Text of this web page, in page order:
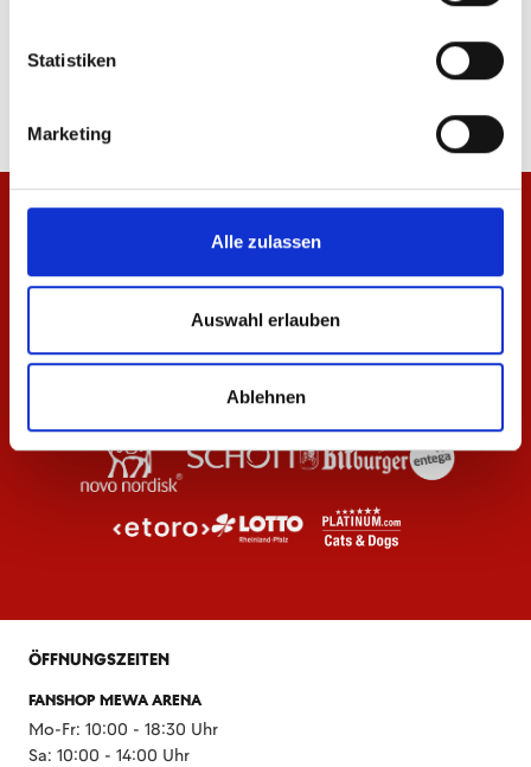
Statistiken
Marketing
Alle zulassen
Auswahl erlauben
Ablehnen
29,95 €
ÖFFNUNGSZEITEN
FANSHOP MEWA ARENA
Mo-Fr: 10:00 - 18:30 Uhr
Sa: 10:00 - 14:00 Uhr